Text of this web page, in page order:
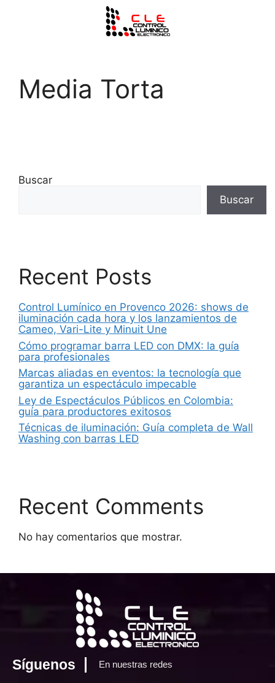
Media Torta
Buscar
Buscar
Recent Posts
Control Lumínico en Provenco 2026: shows de
iluminación cada hora y los lanzamientos de
Cameo, Vari-Lite y Minuit Une
Cómo programar barra LED con DMX: la guía
para profesionales
Marcas aliadas en eventos: la tecnología que
garantiza un espectáculo impecable
Ley de Espectáculos Públicos en Colombia:
guía para productores exitosos
Técnicas de iluminación: Guía completa de Wall
Washing con barras LED
Recent Comments
No hay comentarios que mostrar.
Síguenos En nuestras redes